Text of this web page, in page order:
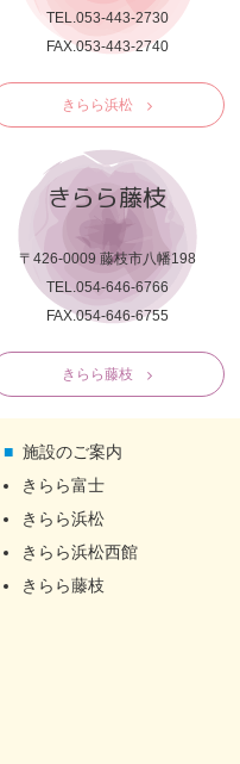
TEL.053-443-2730
FAX.053-443-2740
きらら浜松
きらら藤枝
〒426-0009 藤枝市八幡198
TEL.054-646-6766
FAX.054-646-6755
きらら藤枝
施設のご案内
きらら富士
きらら浜松
きらら浜松西館
きらら藤枝